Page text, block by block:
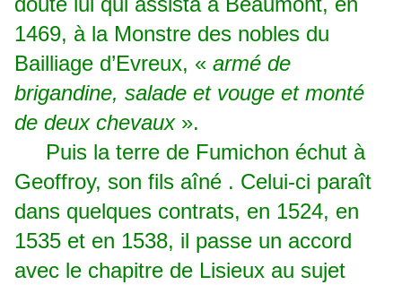
1469, à la Monstre des nobles du
Bailliage d’Evreux, « armé de
brigandine, salade et vouge et monté
de deux chevaux».
Puis la terre de Fumichon échut à
Geoffroy, son fils aîné . Celui-ci paraît
dans quelques contrats, en 1524, en
1535 et en 1538, il passe un accord
avec le chapitre de Lisieux au sujet